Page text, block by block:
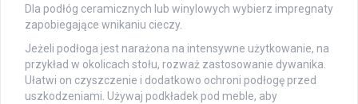
Dla podłóg ceramicznych lub winylowych wybierz impregnaty
zapobiegające wnikaniu cieczy.
Jeżeli podłoga jest narażona na intensywne użytkowanie, na
przykład w okolicach stołu, rozważ zastosowanie dywanika.
Ułatwi on czyszczenie i dodatkowo ochroni podłogę przed
uszkodzeniami. Używaj podkładek pod meble, aby